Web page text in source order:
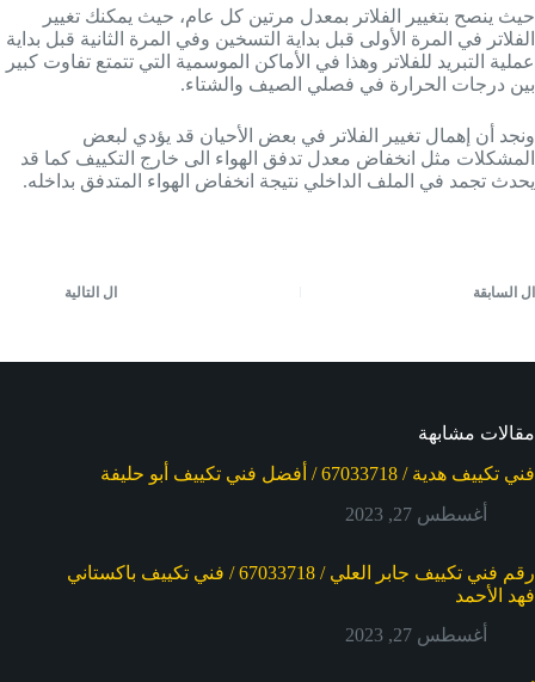
حيث ينصح بتغيير الفلاتر بمعدل مرتين كل عام، حيث يمكنك تغيير
الفلاتر في المرة الأولى قبل بداية التسخين وفي المرة الثانية قبل بداية
عملية التبريد للفلاتر وهذا في الأماكن الموسمية التي تتمتع تفاوت كبير
بين درجات الحرارة في فصلي الصيف والشتاء.
ونجد أن إهمال تغيير الفلاتر في بعض الأحيان قد يؤدي لبعض
المشكلات مثل انخفاض معدل تدفق الهواء الى خارج التكييف كما قد
يحدث تجمد في الملف الداخلي نتيجة انخفاض الهواء المتدفق بداخله.
ال السابقة ال التالية
مقالات مشابهة
فني تكييف هدية / 67033718 / أفضل فني تكييف أبو حليفة
أغسطس 27, 2023
رقم فني تكييف جابر العلي / 67033718 / فني تكييف باكستاني
فهد الأحمد
أغسطس 27, 2023